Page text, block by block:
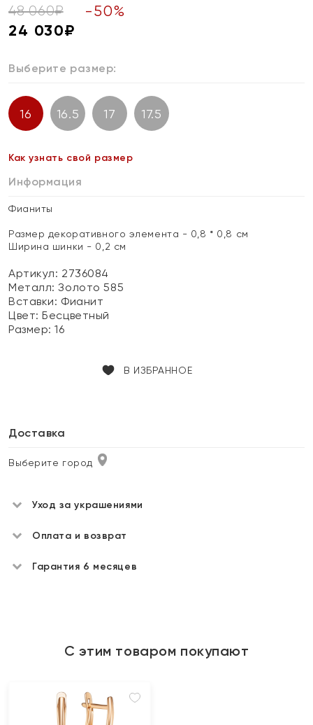
48 060₽ -50%
24 030₽
Выберите размер:
16 16.5 17 17.5
Как узнать свой размер
Информация
Фианиты
Размер декоративного элемента - 0,8 * 0,8 см
Ширина шинки - 0,2 см
Артикул: 2736084
Металл:Золото 585
Вставки: Фианит
Цвет:Бесцветный
Размер:16
В ИЗБРАННОЕ
Доставка
Выберите город
Уход за украшениями
Оплата и возврат
Гарантия 6 месяцев
С этим товаром покупают